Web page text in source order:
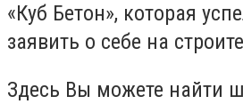
«Куб Бетон», которая
заявить о себе на
Здесь Вы можете найти